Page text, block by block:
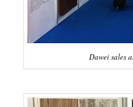
Dawei sales